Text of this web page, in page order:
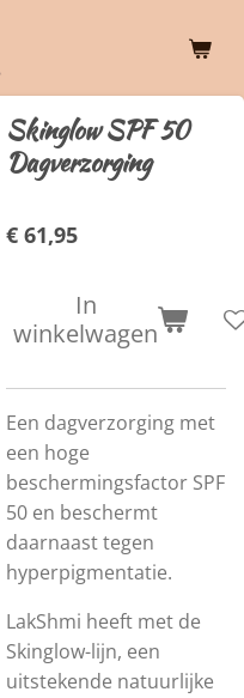
Skinglow SPF 50
Dagverzorging
€ 61,95
In
winkelwagen
Een dagverzorging met
een hoge
beschermingsfactor SPF
50 en beschermt
daarnaast tegen
hyperpigmentatie.
LakShmi heeft met de
Skinglow-lijn, een
uitstekende natuurlijke